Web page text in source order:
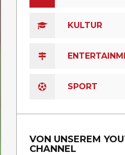
KULTUR
SPORT
VON UNSEREM
CHANNEL